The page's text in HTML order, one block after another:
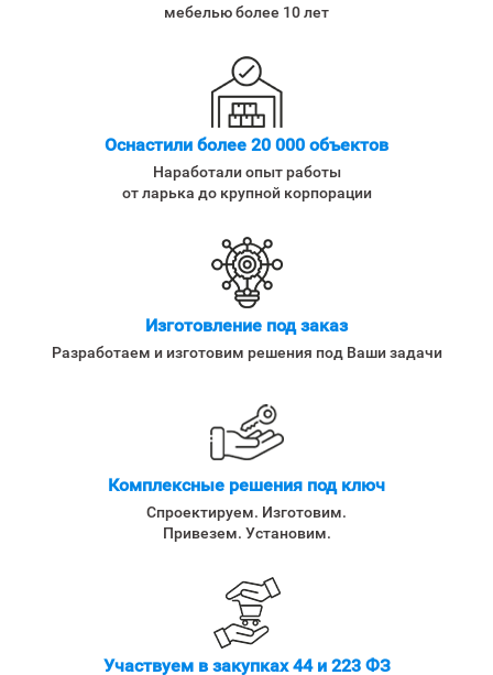
мебелью более 10 лет
Оснастили более 20 000 объектов
Наработали опыт работы
от ларька до крупной корпорации
Изготовление под заказ
Разработаем и изготовим решения под Ваши задачи
Комплексные решения под ключ
Спроектируем. Изготовим.
Привезем. Установим.
Участвуем в закупках 44 и 223 ФЗ